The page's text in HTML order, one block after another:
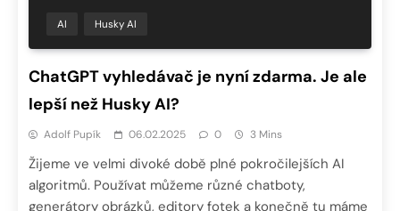
AI Husky AI
ChatGPT vyhledávač je nyní zdarma. Je ale
lepší než Husky AI?
Adolf Pupík 06.02.2025 0 3 Mins
Žijeme ve velmi divoké době plné pokročilejších AI
algoritmů. Používat můžeme různé chatboty,
generátory obrázků, editory fotek a konečně tu máme